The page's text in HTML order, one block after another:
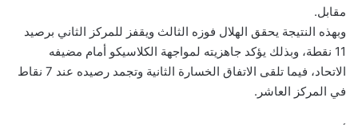
مقابل.
وبهذه النتيجة يحقق الهلال فوزه الثالث ويقفز للمركز الثاني برصيد
11 نقطة، وبذلك يؤكد جاهزيته لمواجهة الكلاسيكو أمام مضيفه
الاتحاد، فيما تلقى الاتفاق الخسارة الثانية وتجمد رصيده عند 7 نقاط
في المركز العاشر.